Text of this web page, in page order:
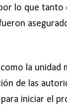
lo que tanto
la unidad
de las
iniciar el